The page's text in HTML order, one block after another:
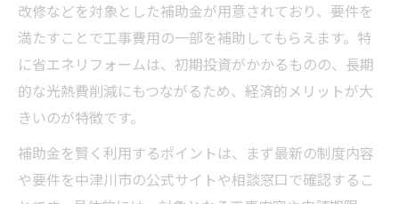
改修などを対象とした補助金が用意されており、要件を
満たすことで工事費用の一部を補助してもらえます。特
に省エネリフォームは、初期投資がかかるものの、長期
的な光熱費削減にもつながるため、経済的メリットが大
きいのが特徴です。
補助金を賢く利用するポイントは、まず最新の制度内容
や要件を中津川市の公式サイトや相談窓口で確認するこ